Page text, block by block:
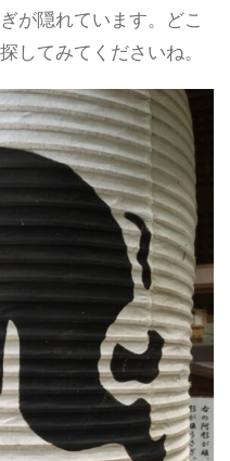
が隠れています。どこ
してみてくださいね。